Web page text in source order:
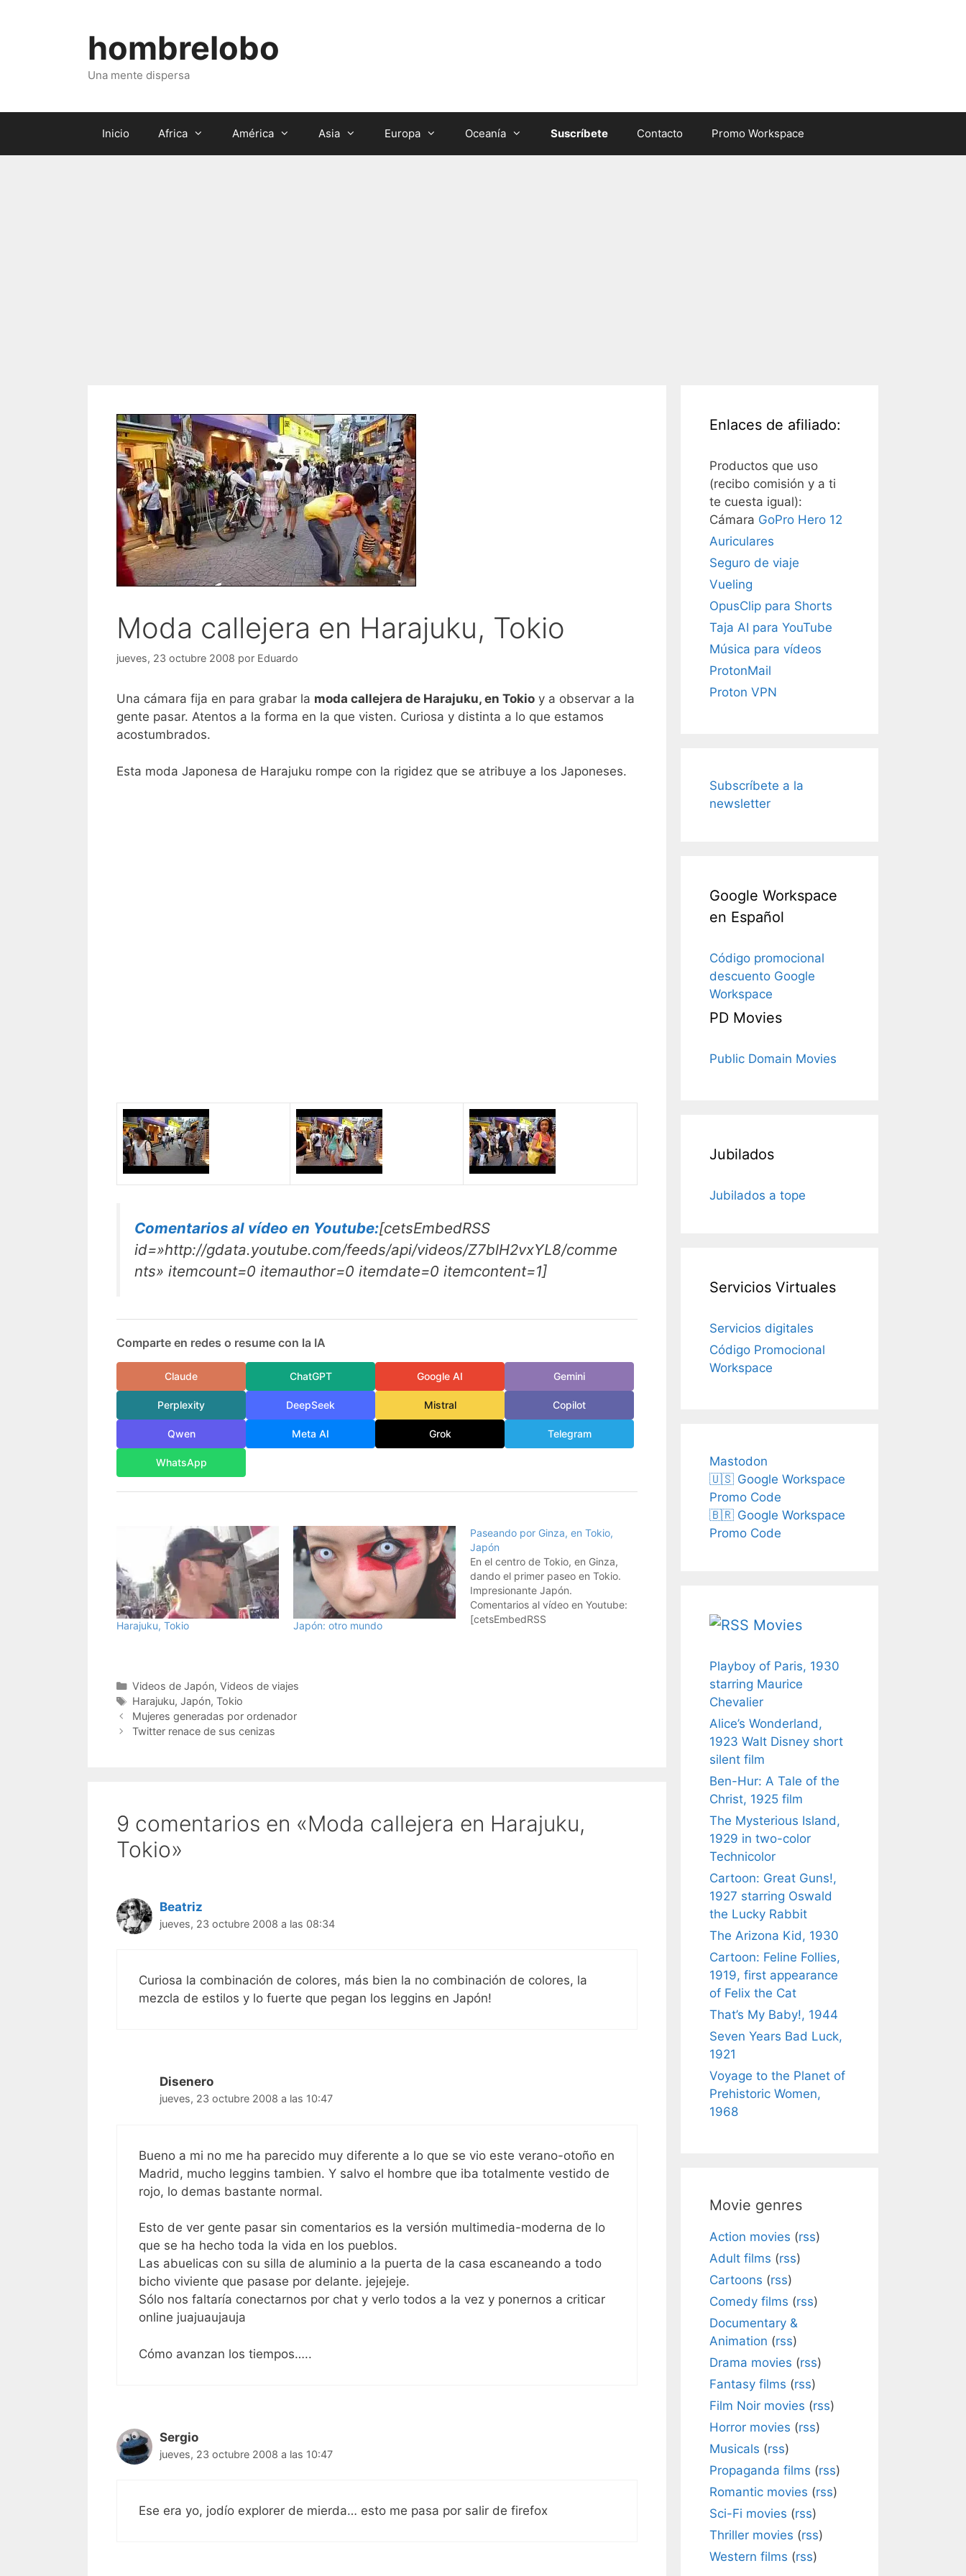
hombrelobo
Una mente dispersa
Inicio Africa América Asia Europa Oceanía Suscríbete Contacto Promo Workspace
Moda callejera en Harajuku, Tokio
jueves, 23 octubre 2008 por Eduardo
Una cámara fija en para grabar la moda callejera de Harajuku, en Tokio y a observar a la
gente pasar. Atentos a la forma en la que visten. Curiosa y distinta a lo que estamos
acostumbrados.
Esta moda Japonesa de Harajuku rompe con la rigidez que se atribuye a los Japoneses.
Comentarios al vídeo en Youtube:[cetsEmbedRSS
id=»http://gdata.youtube.com/feeds/api/videos/Z7blH2vxYL8/comme
nts» itemcount=0 itemauthor=0 itemdate=0 itemcontent=1]
Comparte en redes o resume con la IA
Claude ChatGPT Google AI Gemini
Perplexity DeepSeek Mistral Copilot
Qwen Meta AI Grok Telegram
WhatsApp
Harajuku, Tokio Japón: otro mundo
Paseando por Ginza, en Tokio,
Japón
En el centro de Tokio, en Ginza,
dando el primer paseo en Tokio.
Impresionante Japón.
Comentarios al vídeo en Youtube:
[cetsEmbedRSS
Categorías
Videos de Japón, Videos de viajes
Etiquetas
Harajuku, Japón, Tokio
Mujeres generadas por ordenador
Twitter renace de sus cenizas
9 comentarios en «Moda callejera en Harajuku,
Tokio»
Beatriz
jueves, 23 octubre 2008 a las 08:34
Curiosa la combinación de colores, más bien la no combinación de colores, la
mezcla de estilos y lo fuerte que pegan los leggins en Japón!
Disenero
jueves, 23 octubre 2008 a las 10:47
Bueno a mi no me ha parecido muy diferente a lo que se vio este verano-otoño en
Madrid, mucho leggins tambien. Y salvo el hombre que iba totalmente vestido de
rojo, lo demas bastante normal.
Esto de ver gente pasar sin comentarios es la versión multimedia-moderna de lo
que se ha hecho toda la vida en los pueblos.
Las abuelicas con su silla de aluminio a la puerta de la casa escaneando a todo
bicho viviente que pasase por delante. jejejeje.
Sólo nos faltaría conectarnos por chat y verlo todos a la vez y ponernos a criticar
online juajuaujauja
Cómo avanzan los tiempos…..
Sergio
jueves, 23 octubre 2008 a las 10:47
Ese era yo, jodío explorer de mierda… esto me pasa por salir de firefox
Enlaces de afiliado:
Productos que uso
(recibo comisión y a ti
te cuesta igual):
Cámara GoPro Hero 12
Auriculares
Seguro de viaje
Vueling
OpusClip para Shorts
Taja AI para YouTube
Música para vídeos
ProtonMail
Proton VPN
Subscríbete a la
newsletter
Google Workspace
en Español
Código promocional
descuento Google
Workspace
PD Movies
Public Domain Movies
Jubilados
Jubilados a tope
Servicios Virtuales
Servicios digitales
Código Promocional
Workspace
Mastodon
🇺🇸 Google Workspace
Promo Code
🇧🇷 Google Workspace
Promo Code
Movies
Playboy of Paris, 1930
starring Maurice
Chevalier
Alice’s Wonderland,
1923 Walt Disney short
silent film
Ben-Hur: A Tale of the
Christ, 1925 film
The Mysterious Island,
1929 in two-color
Technicolor
Cartoon: Great Guns!,
1927 starring Oswald
the Lucky Rabbit
The Arizona Kid, 1930
Cartoon: Feline Follies,
1919, first appearance
of Felix the Cat
That’s My Baby!, 1944
Seven Years Bad Luck,
1921
Voyage to the Planet of
Prehistoric Women,
1968
Movie genres
Action movies (rss)
Adult films (rss)
Cartoons (rss)
Comedy films (rss)
Documentary &
Animation (rss)
Drama movies (rss)
Fantasy films (rss)
Film Noir movies (rss)
Horror movies (rss)
Musicals (rss)
Propaganda films (rss)
Romantic movies (rss)
Sci-Fi movies (rss)
Thriller movies (rss)
Western films (rss)